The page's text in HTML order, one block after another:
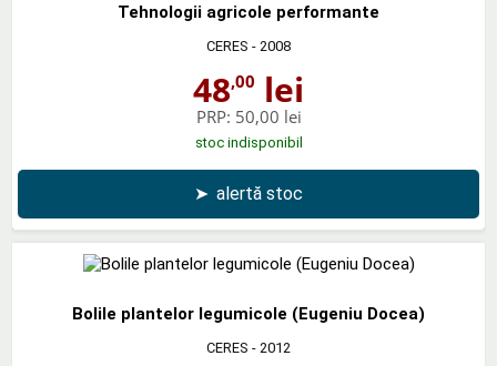
Tehnologii agricole performante
CERES - 2008
48,00 lei
PRP: 50,00 lei
stoc indisponibil
➤ alertă stoc
Bolile plantelor legumicole (Eugeniu Docea)
CERES - 2012